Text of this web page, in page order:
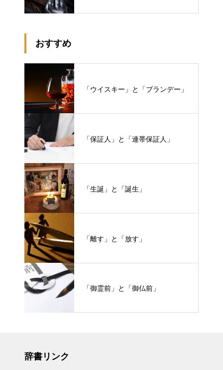
おすすめ
「ウイスキー」と「ブランデー」
「保証人」と「連帯保証人」
「生誕」と「誕生」
「離す」と「放す」
「御霊前」と「御仏前」
辞書リンク